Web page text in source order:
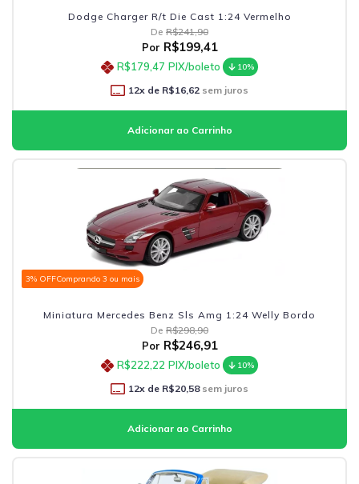
Dodge Charger R/t Die Cast 1:24 Vermelho
De R$241,90
Por R$199,41
R$179,47 PIX/boleto 10%
12x de R$16,62 sem juros
3% OFFComprando 3 ou mais
Miniatura Mercedes Benz Sls Amg 1:24 Welly Bordo
De R$298,90
Por R$246,91
R$222,22 PIX/boleto 10%
12x de R$20,58sem juros